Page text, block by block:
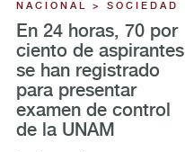
NACIONAL > SOCIEDAD
En 24 horas, 70 por
ciento de aspirantes
se han registrado
para presentar
examen de control
de la UNAM